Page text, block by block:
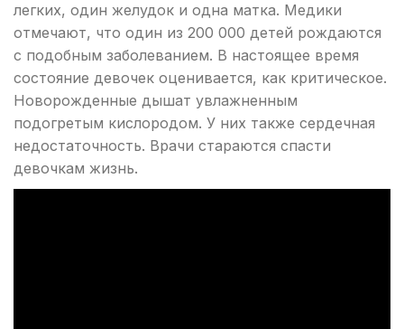
легких, один желудок и одна матка. Медики
отмечают, что один из 200 000 детей рождаются
с подобным заболеванием. В настоящее время
состояние девочек оценивается, как критическое.
Новорожденные дышат увлажненным
подогретым кислородом. У них также сердечная
недостаточность. Врачи стараются спасти
девочкам жизнь.